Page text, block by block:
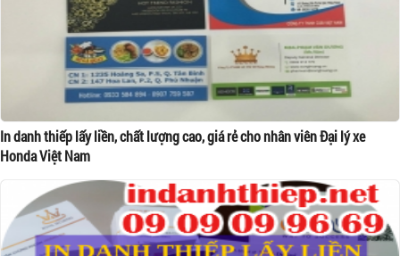
In danh thiếp lấy liền, chất lượng cao, giá rẻ cho nhân viên Đại lý xe
Honda Việt Nam